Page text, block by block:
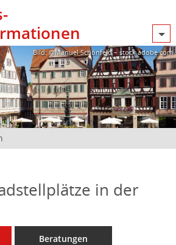
Bild: @Manuel Schönfeld – stock.adobe.com
in der
Beratungen